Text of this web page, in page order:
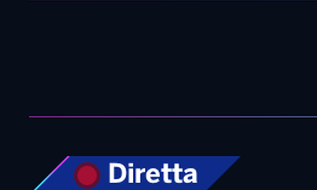
Diretta